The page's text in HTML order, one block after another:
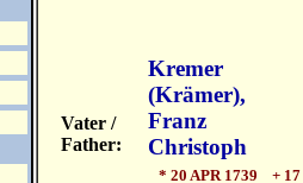
Vater /
Father:
Kremer
(Krämer),
Franz
Christoph
* 20 APR 1739 + 17